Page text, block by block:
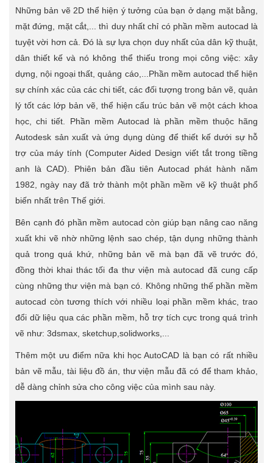
Những bản vẽ 2D thể hiện ý tưởng của bạn ở dạng mặt bằng,
mặt đứng, mặt cắt,... thì duy nhất chỉ có phần mềm autocad là
tuyệt vời hơn cả. Đó là sự lựa chọn duy nhất của dân kỹ thuật,
dân thiết kế và nó không thể thiếu trong mọi công việc: xây
dựng, nội ngoại thất, quảng cáo,...Phần mềm autocad thể hiện
sự chính xác của các chi tiết, các đối tượng trong bản vẽ, quản
lý tốt các lớp bản vẽ, thể hiện cấu trúc bản vẽ một cách khoa
học, chi tiết. Phần mềm Autocad là phần mềm thuộc hãng
Autodesk sản xuất và ứng dụng dùng để thiết kế dưới sự hỗ
trợ của máy tính (Computer Aided Design viết tắt trong tiềng
anh là CAD). Phiên bản đầu tiên Autocad phát hành năm
1982, ngày nay đã trở thành một phần mềm vẽ kỹ thuật phổ
biến nhất trên Thế giới.
Bên cạnh đó phần mềm autocad còn giúp bạn nâng cao năng
xuất khi vẽ nhờ những lệnh sao chép, tận dụng những thành
quả trong quá khứ, những bản vẽ mà bạn đã vẽ trước đó,
đồng thời khai thác tối đa thư viện mà autocad đã cung cấp
cùng những thư viện mà bạn có. Không những thế phần mềm
autocad còn tương thích với nhiều loại phần mềm khác, trao
đổi dữ liệu qua các phần mềm, hỗ trợ tích cực trong quá trình
vẽ như: 3dsmax, sketchup,solidworks,...
Thêm một ưu điểm nữa khi học AutoCAD là bạn có rất nhiều
bản vẽ mẫu, tài liệu đồ án, thư viện mẫu đã có để tham khảo,
dễ dàng chỉnh sửa cho công việc của mình sau này.